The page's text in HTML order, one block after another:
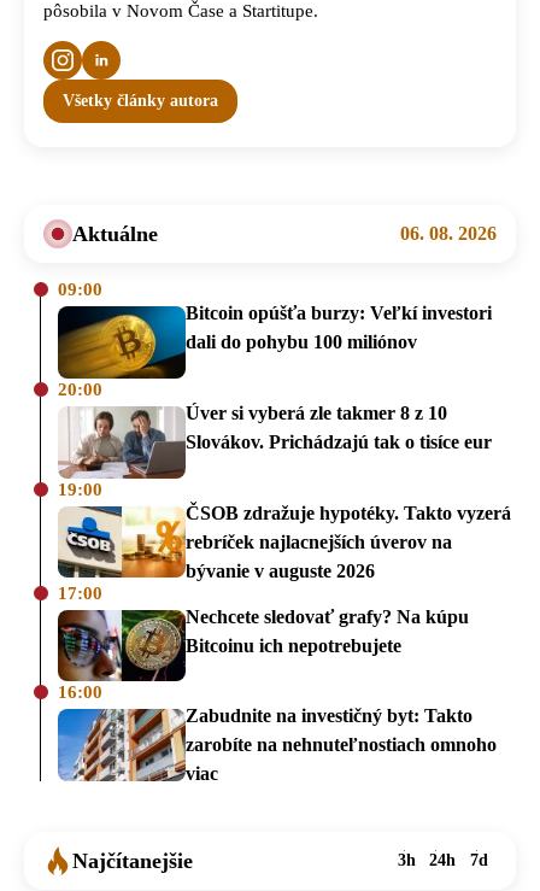
pôsobila v Novom Čase a Startitupe.
Všetky články autora
Aktuálne 06. 08. 2026
09:00
Bitcoin opúšťa burzy: Veľkí investori
dali do pohybu 100 miliónov
20:00
Úver si vyberá zle takmer 8 z 10
Slovákov. Prichádzajú tak o tisíce eur
19:00
ČSOB zdražuje hypotéky. Takto vyzerá
rebríček najlacnejších úverov na
bývanie v auguste 2026
17:00
Nechcete sledovať grafy? Na kúpu
Bitcoinu ich nepotrebujete
16:00
Zabudnite na investičný byt: Takto
zarobíte na nehnuteľnostiach omnoho
viac
Najčítanejšie 3h 24h 7d